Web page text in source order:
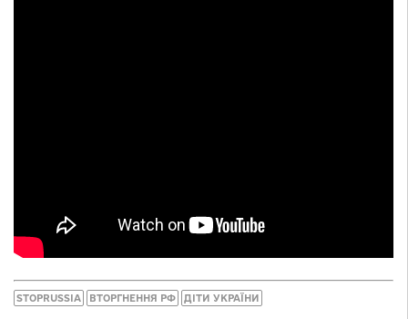
STOPRUSSIA ВТОРГНЕННЯ РФ ДІТИ УКРАЇНИ